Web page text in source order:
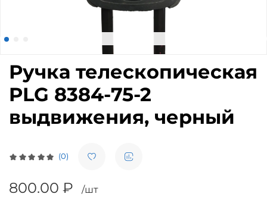
(0)
Ручка телескопическая
PLG 8384-75-2
выдвижения, черный
800.00 ₽ /шт